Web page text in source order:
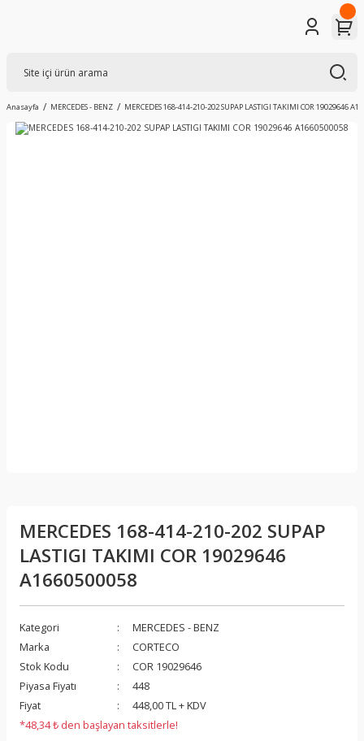
Anasayfa MERCEDES - BENZ MERCEDES 168-414-210-202 SUPAP LASTIGI TAKIMI COR 19029646
MERCEDES 168-414-210-202 SUPAP
LASTIGI TAKIMI COR 19029646
A1660500058
Kategori
MERCEDES - BENZ
Marka
CORTECO
Stok Kodu
COR 19029646
Piyasa Fiyatı
448
Fiyat
448,00 TL + KDV
*48,34 ₺ den başlayan taksitlerle!